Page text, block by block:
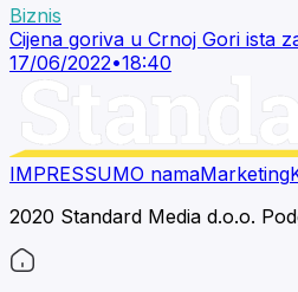
Biznis
Cijena goriva u Crnoj Gori ista
17/06/2022•18:40
IMPRESSUMO namaMarketing
2020 Standard Media d.o.o.